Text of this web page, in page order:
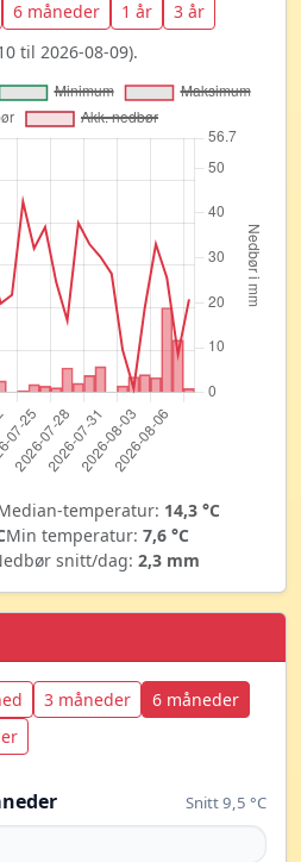
6 måneder 1 år
3 år
til 2026-08-09).
temperatur: 14,3 °C
Min temperatur: 7,6 °C
snitt/dag: 2,3 mm
3 måneder
6 måneder
Snitt 9,5 °C